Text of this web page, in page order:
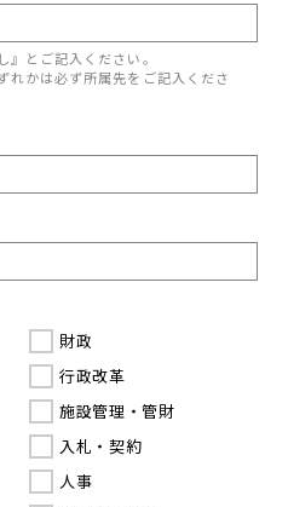
とご記入ください。
れかは必ず所属先をご記入くださ
財政
行政改革
施設管理・管財
入札・契約
人事